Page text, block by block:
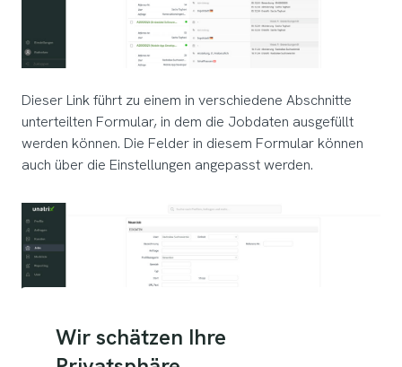
Dieser Link führt zu einem in verschiedene Abschnitte
unterteilten Formular, in dem die Jobdaten ausgefüllt
werden können. Die Felder in diesem Formular können
auch über die Einstellungen angepasst werden.
Wir schätzen Ihre